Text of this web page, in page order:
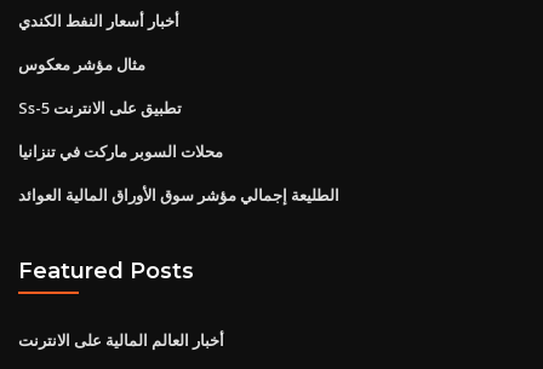
أخبار أسعار النفط الكندي
مثال مؤشر معكوس
Ss-5 تطبيق على الانترنت
محلات السوبر ماركت في تنزانيا
الطليعة إجمالي مؤشر سوق الأوراق المالية العوائد
Featured Posts
أخبار العالم المالية على الانترنت